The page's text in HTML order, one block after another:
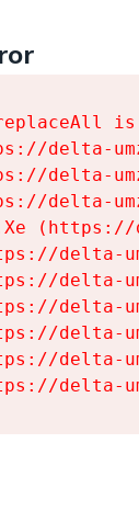
delta-
delta-
delta-
delta-
delta-
delta-
delta-
delta-
delta-